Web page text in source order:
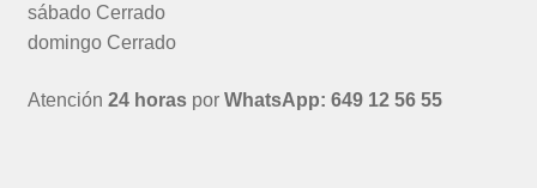
sábado Cerrado
domingo Cerrado
Atención 24 horaspor WhatsApp: 649 12 56 55